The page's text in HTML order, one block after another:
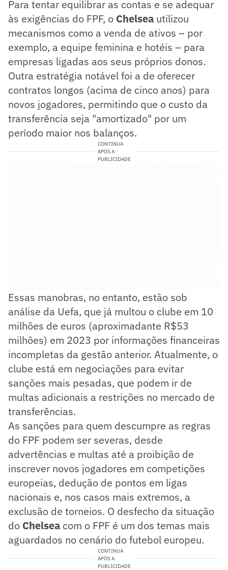
Para tentar equilibrar as contas e se adequar
às exigências do FPF, o Chelsea utilizou
mecanismos como a venda de ativos – por
exemplo, a equipe feminina e hotéis – para
empresas ligadas aos seus próprios donos.
Outra estratégia notável foi a de oferecer
contratos longos (acima de cinco anos) para
novos jogadores, permitindo que o custo da
transferência seja "amortizado" por um
período maior nos balanços.
CONTINUA
APÓS A
PUBLICIDADE
Essas manobras, no entanto, estão sob
análise da Uefa, que já multou o clube em 10
milhões de euros (aproximadante R$53
milhões) em 2023 por informações financeiras
incompletas da gestão anterior. Atualmente, o
clube está em negociações para evitar
sanções mais pesadas, que podem ir de
multas adicionais a restrições no mercado de
transferências.
As sanções para quem descumpre as regras
do FPF podem ser severas, desde
advertências e multas até a proibição de
inscrever novos jogadores em competições
europeias, dedução de pontos em ligas
nacionais e, nos casos mais extremos, a
exclusão de torneios. O desfecho da situação
do Chelsea com o FPF é um dos temas mais
aguardados no cenário do futebol europeu.
CONTINUA
APÓS A
PUBLICIDADE